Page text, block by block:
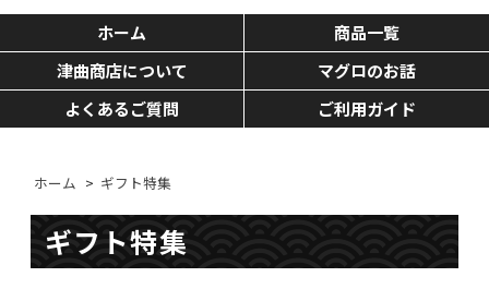
ホーム
商品一覧
津曲商店について
マグロのお話
よくあるご質問
ご利用ガイド
ホーム > ギフト特集
ギフト特集